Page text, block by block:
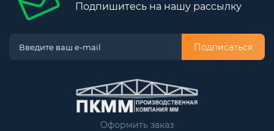
Подпишитесь на нашу рассылку
Подписаться
Оформить заказ